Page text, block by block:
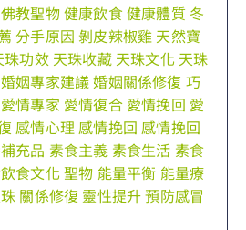
佛教聖物健康飲食健康體質 冬
分手原因 剝皮辣椒雞 天然寶
珠功效 天珠收藏 天珠文化 天珠
婚姻專家建議婚姻關係修復 巧
愛情專家 愛情復合 愛情挽回 愛
感情心理感情挽回 感情挽回
充品 素食主義 素食生活 素食
食文化聖物 能量平衡 能量療
關係修復 靈性提升預防感冒